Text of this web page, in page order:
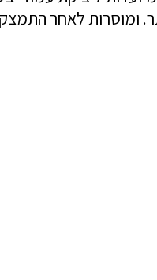
ומוסרות לאחר